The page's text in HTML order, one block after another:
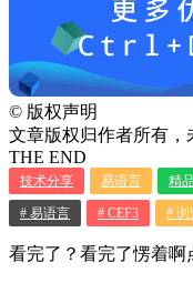
© 版权声明
文章版权归作者所有，
THE END
技术分享 易语言 精
# 易语言 # CEF3 # 浏
看完了？看完了愣着啊